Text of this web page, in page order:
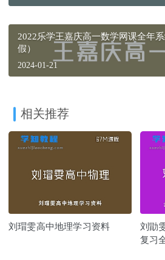
2022乐学王嘉庆高一数学网课全年
假）
2024-01-21
相关推荐
刘瑁雯高中地理学习资料
刘勖
复习